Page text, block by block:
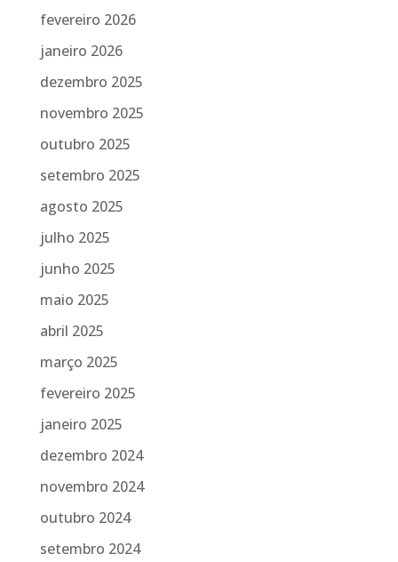
fevereiro 2026
janeiro 2026
dezembro 2025
novembro 2025
outubro 2025
setembro 2025
agosto 2025
julho 2025
junho 2025
maio 2025
abril 2025
março 2025
fevereiro 2025
janeiro 2025
dezembro 2024
novembro 2024
outubro 2024
setembro 2024